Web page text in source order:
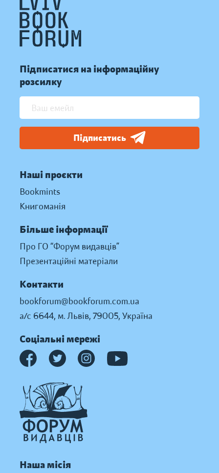
Підписатися на інформаційну
розсилку
Підписатись
Наші проєкти
Bookmints
Книгоманія
Більше інформації
Про ГО “Форум видавців”
Презентаційні матеріали
Контакти
bookforum@bookforum.com.ua
а/с 6644, м. Львів, 79005, Україна
Соціальні мережі
Наша місія